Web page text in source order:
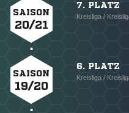
SAISON
20/21
7. PLATZ
Kreisliga /
SAISON
19/20
6. PLATZ
Kreisliga /